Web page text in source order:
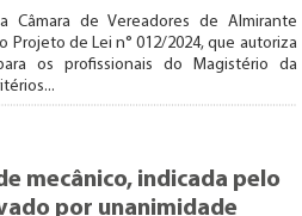
Câmara de Vereadores de Almirante
Projeto de Lei n° 012/2024, que autoriza
os profissionais do Magistério da
mecânico, indicada pelo
por unanimidade